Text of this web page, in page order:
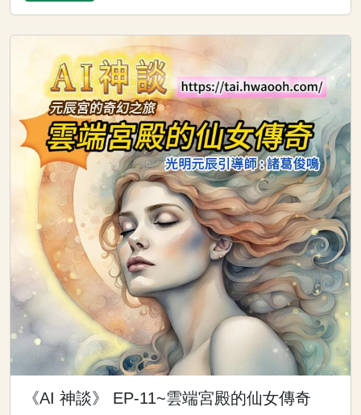
《AI 神談》 EP-11~雲端宮殿的仙女傳奇